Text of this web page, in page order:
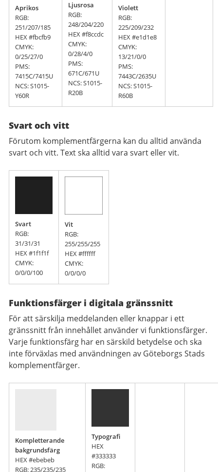
Aprikos
RGB:
251/207/185
HEX #fbcfb9
CMYK:
0/25/27/0
PMS:
7415C/7415U
NCS: S1015-
Y60R
Ljusrosa
RGB:
248/204/220
HEX #f8ccdc
CMYK:
0/28/4/0
PMS:
671C/671U
NCS: S1015-
R20B
Violett
RGB:
225/209/232
HEX #e1d1e8
CMYK:
13/21/0/0
PMS:
7443C/2635U
NCS: S1015-
R60B
Svart och vitt
Förutom komplementfärgerna kan du alltid använda
svart och vitt. Text ska alltid vara svart eller vit.
Svart
RGB:
31/31/31
HEX #1f1f1f
CMYK:
0/0/0/100
Vit
RGB:
255/255/255
HEX #ffffff
CMYK:
0/0/0/0
Funktionsfärger i digitala gränssnitt
För att särskilja meddelanden eller knappar i ett
gränssnitt från innehållet använder vi funktionsfärger.
Varje funktionsfärg har en särskild betydelse och ska
inte förväxlas med användningen av Göteborgs Stads
komplementfärger.
Kompletterande
bakgrundsfärg
HEX #ebebeb
RGB: 235/235/235
Typografi
HEX
#333333
RGB: